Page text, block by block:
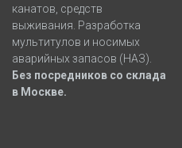
канатов, средств
выживания. Разработка
мультитулов и носимых
аварийных запасов (НАЗ).
Без посредников со склада
в Москве.